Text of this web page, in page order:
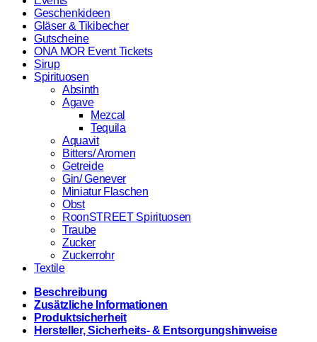
Geschenkideen
Gläser & Tikibecher
Gutscheine
ONA MOR Event Tickets
Sirup
Spirituosen
Absinth
Agave
Mezcal
Tequila
Aquavit
Bitters/ Aromen
Getreide
Gin/ Genever
Miniatur Flaschen
Obst
RoonSTREET Spirituosen
Traube
Zucker
Zuckerrohr
Textile
Beschreibung
Zusätzliche Informationen
Produktsicherheit
Hersteller, Sicherheits- & Entsorgungshinweise